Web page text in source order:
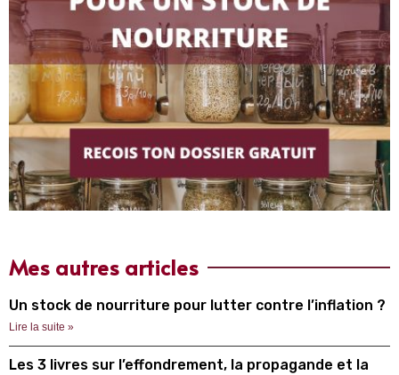
Mes autres articles
Un stock de nourriture pour lutter contre l’inflation ?
Lire la suite »
Les 3 livres sur l’effondrement, la propagande et la